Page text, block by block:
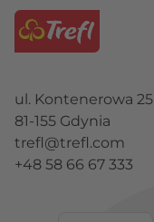
ul. Kontenerowa 25
81-155 Gdynia
trefl@trefl.com
+48 58 66 67 333